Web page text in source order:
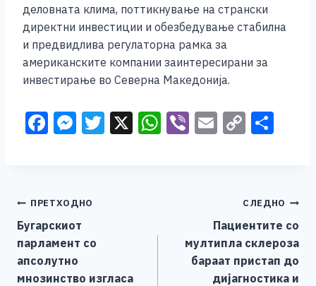
деловната клима, поттикнување на странски
директни инвестиции и обезбедување стабилна
и предвидлива регулаторна рамка за
американските компании заинтересирани за
инвестирање во Северна Македонија.
F
b
o
o
M
n
g
er
T X W Vi E C
Li
n
k
Навигација
на
напис
ПРЕТХОДНО
Бугарскиот
парламент со
апсолутно
мнозинство изгласа
СЛЕДНО
Пациентите со
мултипла склероза
бараат пристап до
дијагностика и